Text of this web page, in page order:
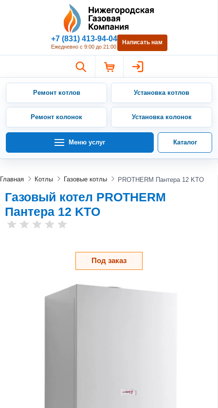
Нижегородская Газовая
+7 (831) 413-94-04
Ежедневно с 9:00 до 21:00
Написать нам
Ремонт котлов Установка котлов
Ремонт колонок Установка колонок
Меню услуг Каталог
Главная Котлы Газовые котлы PROTHERM Пантера 12 KTO
Газовый котел PROTHERM
Пантера 12 KTO
Под заказ